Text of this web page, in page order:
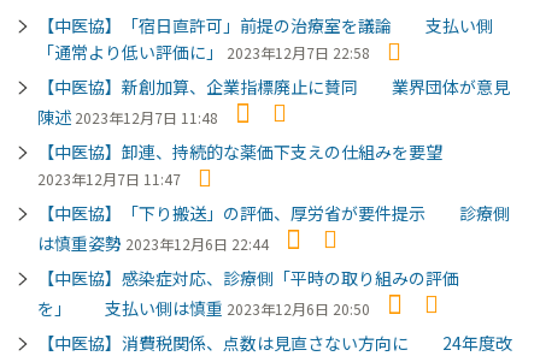
【中医協】「宿日直許可」前提の治療室を議論 支払い側
「通常より低い評価に」
2023年12月7日 22:58
【中医協】新創加算、企業指標廃止に賛同 業界団体が意見
陳述 2023年12月7日 11:48
【中医協】卸連、持続的な薬価下支えの仕組みを要望
2023年12月7日 11:47
【中医協】「下り搬送」の評価、厚労省が要件提示 診療側
は慎重姿勢 2023年12月6日 22:44
【中医協】感染症対応、診療側「平時の取り組みの評価
を」 支払い側は慎重 2023年12月6日 20:50
【中医協】消費税関係、点数は見直さない方向に 24年度改